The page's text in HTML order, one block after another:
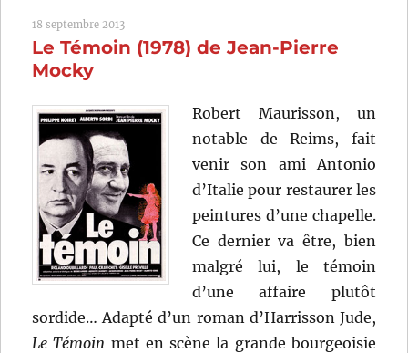
Billy
18 septembre 2013
Le Témoin (1978) de Jean-Pierre
Mocky
Robert Maurisson, un
notable de Reims, fait
venir son ami Antonio
d’Italie pour restaurer les
peintures d’une chapelle.
Ce dernier va être, bien
malgré lui, le témoin
d’une affaire plutôt
sordide… Adapté d’un roman d’Harrisson Jude,
Le Témoin met en scène la grande bourgeoisie